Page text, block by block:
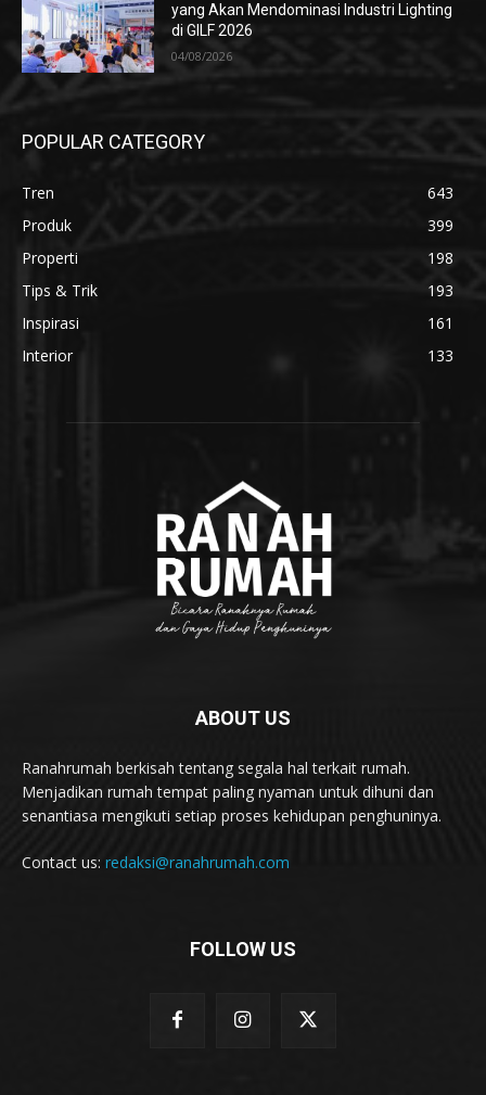
yang Akan Mendominasi Industri Lighting
di GILF 2026
04/08/2026
POPULAR CATEGORY
Tren
643
Produk
399
Properti
198
Tips & Trik
193
Inspirasi
161
Interior
133
ABOUT US
Ranahrumah berkisah tentang segala hal terkait rumah.
Menjadikan rumah tempat paling nyaman untuk dihuni dan
senantiasa mengikuti setiap proses kehidupan penghuninya.
Contact us: redaksi@ranahrumah.com
FOLLOW US